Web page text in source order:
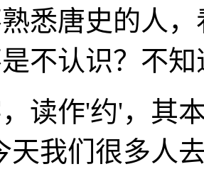
悉唐史的人
不认识？不
读作'约'，其
天我们很多人